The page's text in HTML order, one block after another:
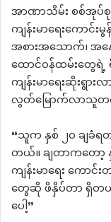
အာဏာသိမ်း စစ်အုပ်စုရဲ့
ကျန်းမာရေးကောင်း
အစားအသောက်၊ အန
ထောင်ဝန်ထမ်းတွေရဲ့
ကျန်းမာရေးဆိုးရွ
လွတ်မြောက်လာသူတစ်
“သူက နှစ် ၂၀ ချခံရ
တယ်။ ချတာကတော့
ကျန်းမာရေး ကော
တွေဆို ဖိနှိပ်တာ ရှိတယ်
ပေါ့”